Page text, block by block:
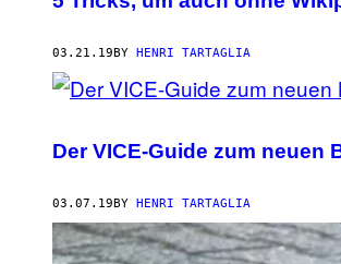
03.21.19 BY HENRI TARTAGLIA
Der VICE-Guide zum neuen
03.07.19 BY HENRI TARTAGLIA